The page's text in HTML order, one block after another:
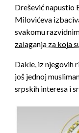
Drešević napustio
Milovićeva
svakomu
zalaganja za koja
Dakle, iz njegovih
još jednoj
srpskih interesa i